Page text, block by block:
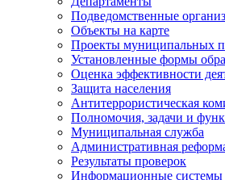
Подведомственные
Объекты на карте
Проекты муниципальных
Установленные формы
Оценка эффективности
Защита населения
Антитеррористическая
Полномочия, задачи и
Муниципальная служба
Административная
Результаты проверок
Информационные системы